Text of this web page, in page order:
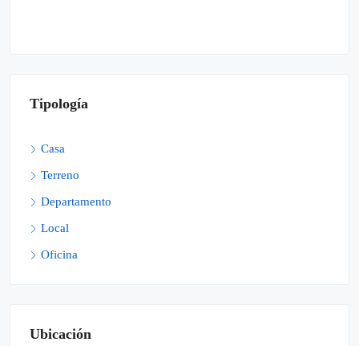
Tipología
Casa
Terreno
Departamento
Local
Oficina
Ubicación